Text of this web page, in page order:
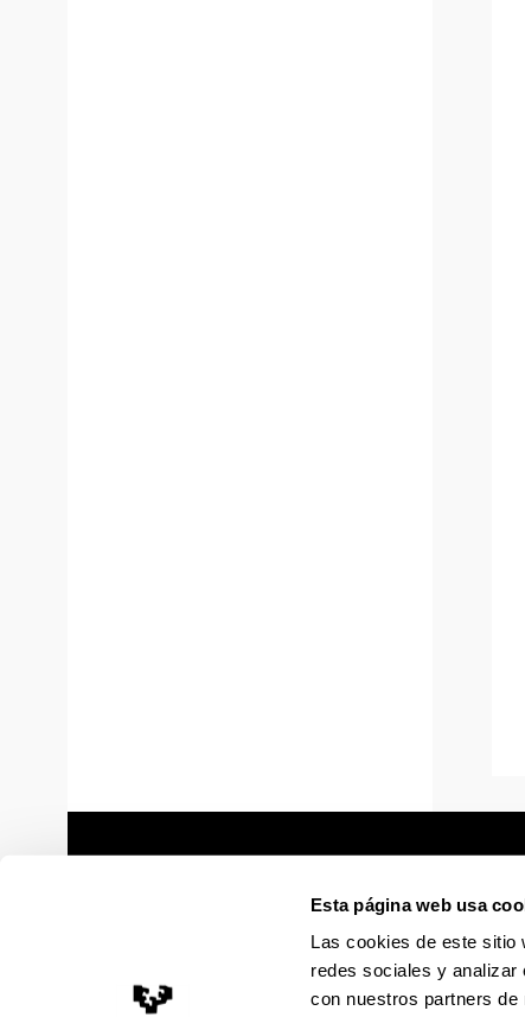
Esta página web usa
Las cookies de este sitio
redes sociales y analizar
con nuestros partners